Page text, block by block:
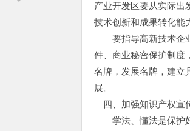
产业开发区要从实际出
技术创新和成果转化能
要指导高新技术企业
件、商业秘密保护制度
名牌，发展名牌，建立
展。
四、加强知识产权宣
学法、懂法是保护好